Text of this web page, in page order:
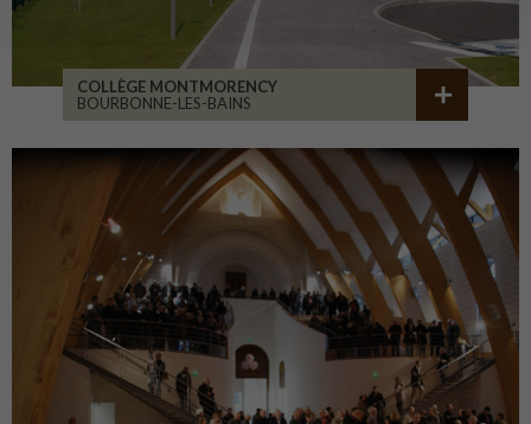
COLLÈGE MONTMORENCY
BOURBONNE-LES-BAINS